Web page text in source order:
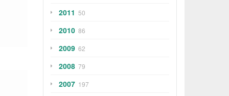
2011 50
2010 86
2009 62
2008 79
2007 197